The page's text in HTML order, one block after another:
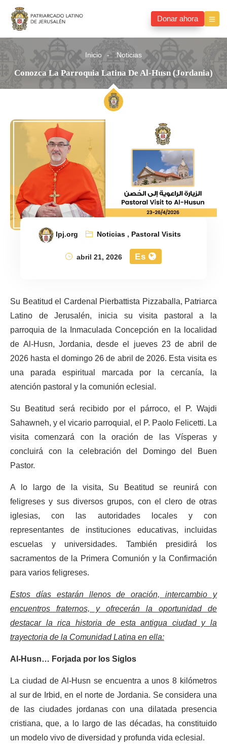
Donar ahora
Inicio Noticias
Conozca La Parroquia Latina De Al-Husn (Jordania)
lpj.org Noticias, Pastoral Visits
abril 21, 2026
Es
Su Beatitud el Cardenal Pierbattista Pizzaballa, Patriarca
Latino de Jerusalén, inicia su visita pastoral a la
parroquia de la Inmaculada Concepción en la localidad
de Al-Husn, Jordania, desde el jueves 23 de abril de
2026 hasta el domingo 26 de abril de 2026. Esta visita es
una parada espiritual marcada por la cercanía, la
atención pastoral y la comunión eclesial.
Su Beatitud será recibido por el párroco, el P. Wajdi
Sahawneh, y el vicario parroquial, el P. Paolo Felicetti. La
visita comenzará con la oración de las Vísperas y
concluirá con la celebración del Domingo del Buen
Pastor.
A lo largo de la visita, Su Beatitud se reunirá con
feligreses y sus diversos grupos, con el clero de otras
iglesias, con las autoridades locales y con
representantes de instituciones educativas, incluidas
escuelas y universidades. También presidirá los
sacramentos de la Primera Comunión y la Confirmación
para varios feligreses.
Estos días estarán llenos de oración, intercambio y
encuentros fraternos, y ofrecerán la oportunidad de
destacar la rica historia de esta antigua ciudad y la
trayectoria de la Comunidad Latina en ella:
Al-Husn… Forjada por los Siglos
La ciudad de Al-Husn se encuentra a unos 8 kilómetros
al sur de Irbid, en el norte de Jordania. Se considera una
de las ciudades jordanas con una dilatada presencia
cristiana, que, a lo largo de las décadas, ha constituido
un modelo vivo de diversidad y profunda vida eclesial.